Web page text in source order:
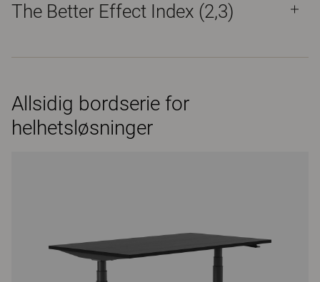
The Better Effect Index (2,3)
Allsidig bordserie for
helhetsløsninger